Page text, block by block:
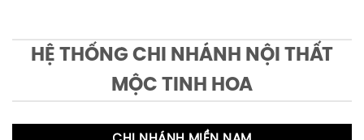
HỆ THỐNG CHI NHÁNH NỘI THẤT
MỘC TINH HOA